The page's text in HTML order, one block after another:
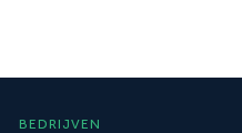
BEDRIJVEN